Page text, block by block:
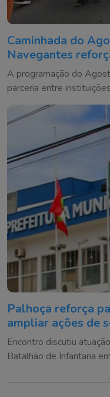
Caminhada do
Navegantes
prevenção de
A programação do
parceria entre
defesa dos direitos das
Palhoça reforça
ampliar ações de
Encontro discutiu
Batalhão de Infantaria